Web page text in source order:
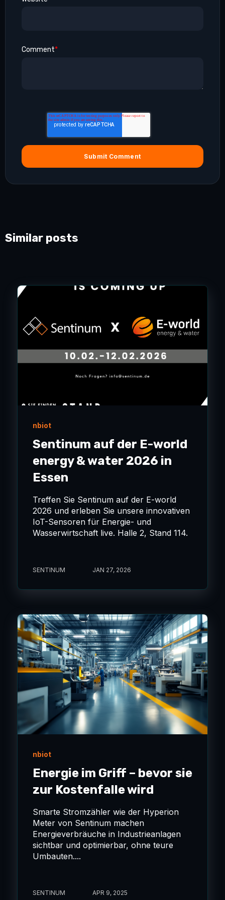
Comment*
Similar posts
nbiot
Sentinum auf der E-world
energy & water 2026 in
Essen
Treffen Sie Sentinum auf der E-world
2026 und erleben Sie unsere innovativen
IoT-Sensoren für Energie- und
Wasserwirtschaft live. Halle 2, Stand 114.
SENTINUM JAN 27, 2026
nbiot
Energie im Griff – bevor sie
zur Kostenfalle wird
Smarte Stromzähler wie der Hyperion
Meter von Sentinum machen
Energieverbräuche in Industrieanlagen
sichtbar und optimierbar, ohne teure
Umbauten....
SENTINUM APR 9, 2025